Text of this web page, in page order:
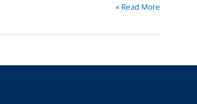
הניסיונות
Read More »